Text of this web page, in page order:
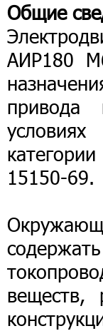
Общие
АИР180
15150-69.
веществ,